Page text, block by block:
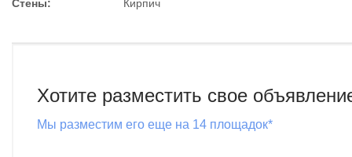
Стены: Кирпич
Хотите разместить свое
Мы разместим его еще на 14 площадок*